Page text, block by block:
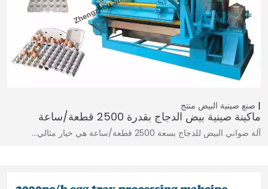
صنع صينية البيض منتج
ماكينة صينية بيض الدجاج بقدرة 2500 قطعة/ساعة
آلة صواني البيض للدجاج بسعة 2500 قطعة/ساعة هي خيار مثالي…